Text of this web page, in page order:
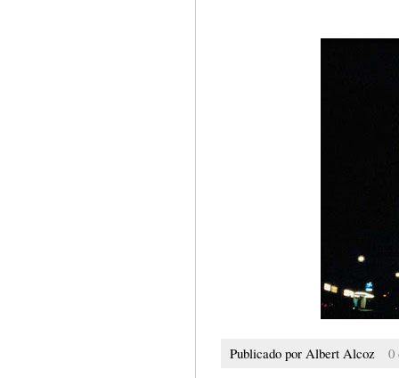
Publicado por Albert Alcoz 0